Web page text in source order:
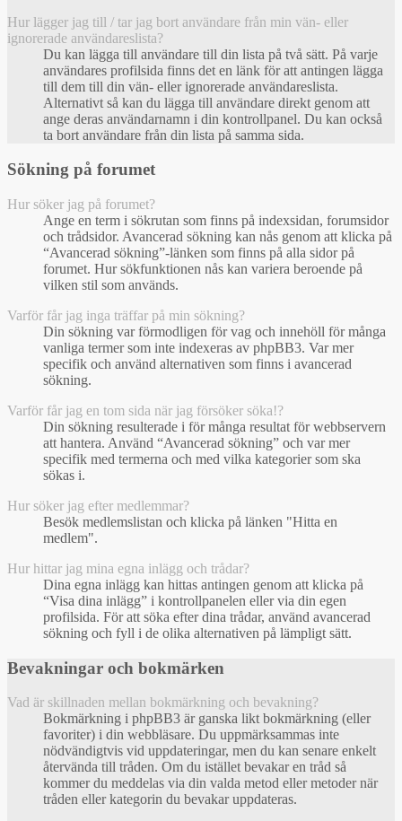
Hur lägger jag till / tar jag bort användare från min vän- eller
ignorerade användareslista?
Du kan lägga till användare till din lista på två sätt. På varje
användares profilsida finns det en länk för att antingen lägga
till dem till din vän- eller ignorerade användareslista.
Alternativt så kan du lägga till användare direkt genom att
ange deras användarnamn i din kontrollpanel. Du kan också
ta bort användare från din lista på samma sida.
Sökning på forumet
Hur söker jag på forumet?
Ange en term i sökrutan som finns på indexsidan, forumsidor
och trådsidor. Avancerad sökning kan nås genom att klicka på
“Avancerad sökning”-länken som finns på alla sidor på
forumet. Hur sökfunktionen nås kan variera beroende på
vilken stil som används.
Varför får jag inga träffar på min sökning?
Din sökning var förmodligen för vag och innehöll för många
vanliga termer som inte indexeras av phpBB3. Var mer
specifik och använd alternativen som finns i avancerad
sökning.
Varför får jag en tom sida när jag försöker söka!?
Din sökning resulterade i för många resultat för webbservern
att hantera. Använd “Avancerad sökning” och var mer
specifik med termerna och med vilka kategorier som ska
sökas i.
Hur söker jag efter medlemmar?
Besök medlemslistan och klicka på länken "Hitta en
medlem".
Hur hittar jag mina egna inlägg och trådar?
Dina egna inlägg kan hittas antingen genom att klicka på
“Visa dina inlägg” i kontrollpanelen eller via din egen
profilsida. För att söka efter dina trådar, använd avancerad
sökning och fyll i de olika alternativen på lämpligt sätt.
Bevakningar och bokmärken
Vad är skillnaden mellan bokmärkning och bevakning?
Bokmärkning i phpBB3 är ganska likt bokmärkning (eller
favoriter) i din webbläsare. Du uppmärksammas inte
nödvändigtvis vid uppdateringar, men du kan senare enkelt
återvända till tråden. Om du istället bevakar en tråd så
kommer du meddelas via din valda metod eller metoder när
tråden eller kategorin du bevakar uppdateras.